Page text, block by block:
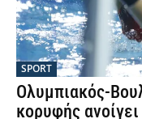
SPORT
Ολυμπιακός-
κορυφής